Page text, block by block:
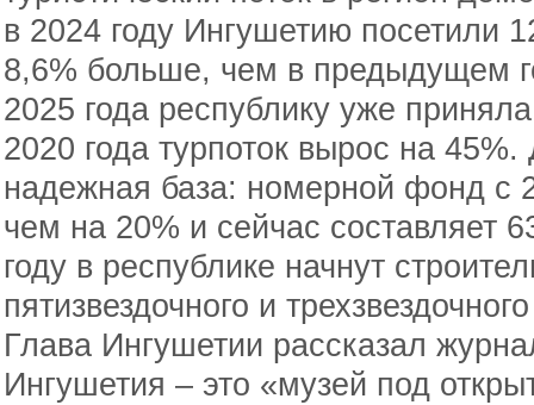
в 2024 году Ингушетию посетили
8,6% больше, чем в предыдущем
2025 года республику уже
2020 года турпоток вырос на
надежная база: номерной фонд с
чем на 20% и сейчас составляет
году в республике начнут
пятизвездочного и
Глава Ингушетии рассказал
Ингушетия – это «музей под